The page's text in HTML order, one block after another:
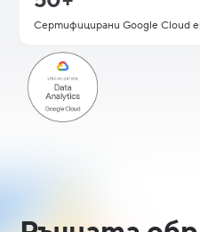
Сертифицирани Google Cloud